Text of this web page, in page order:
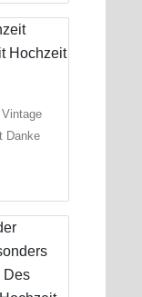
Danke